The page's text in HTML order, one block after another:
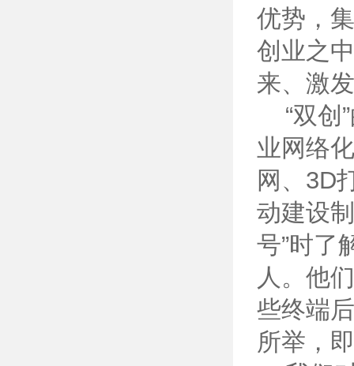
优势，
创业之
来、激
“双创”
业网络
网、3D
动建设
号”时了
人。他
些终端
所举，